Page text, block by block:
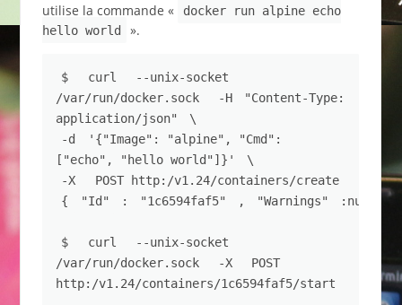
utilise la commande «
docker run alpine echo
hello world
».
$ curl
--unix-socket
/var/run/docker.sock
-H
"Content-Type:
application/json"
\
-d
'{"Image": "alpine", "Cmd":
["echo", "hello world"]}'
\
-X
POST http:/v1.24/containers/create
{
"Id" : "1c6594faf5" , "Warnings" :null}
$ curl
--unix-socket
/var/run/docker.sock
-X
POST
http:/v1.24/containers/1c6594faf5/start